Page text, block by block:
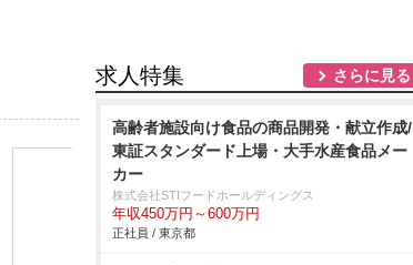
求人特集 さらに見る
高齢者施設向け食品の商品開発・献立作成/
東証スタンダード上場・大手水産食品メー
カー
株式会社STIフードホールディングス
年収450万円～600万円
正社員 / 東京都